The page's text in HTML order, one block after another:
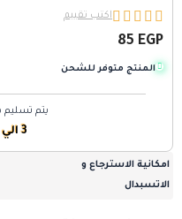




اكتب تقييم
85 EGP
المنتج متوفر للشحن
يتم تسليم
3 الي 5 ايام عمل
امكانية الاسترجاع و
الاتسبدال